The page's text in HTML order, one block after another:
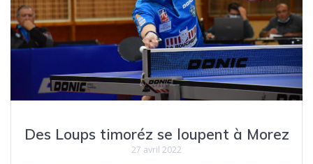
Des Loups timoréz se loupent à Morez
27 avril 2022